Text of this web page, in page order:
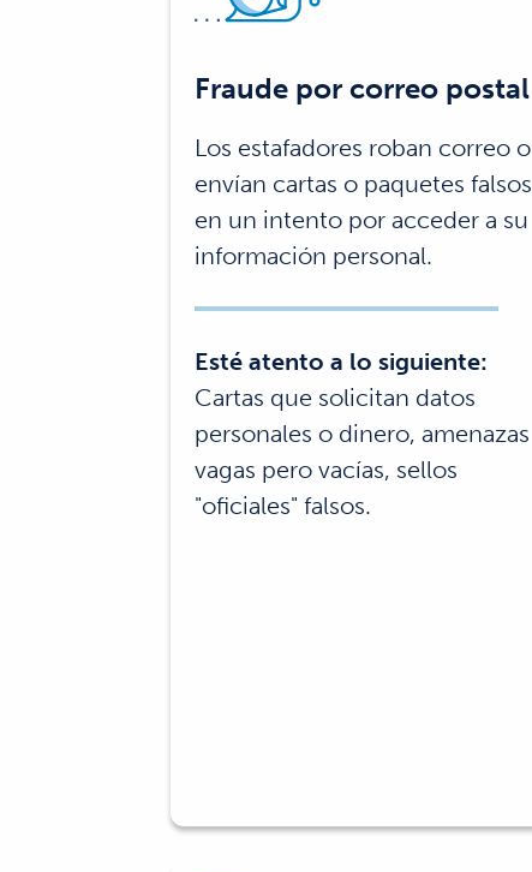
Fraude por correo postal
Los estafadores roban correo o
envían cartas o paquetes falsos
en un intento por acceder a su
información personal.
Esté atento a lo siguiente:
Cartas que solicitan datos
personales o dinero, amenazas
vagas pero vacías, sellos
"oficiales" falsos.